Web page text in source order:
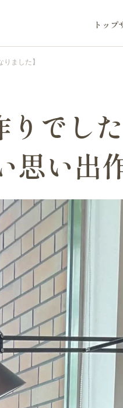
トップ
ました】
でし
い出